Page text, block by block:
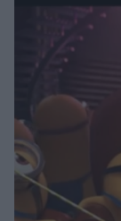
Beauty News
Well being
Ψυχολογία
Υγεία + Διατροφή
Σχέσεις & Σεξ
Fitness
Woman